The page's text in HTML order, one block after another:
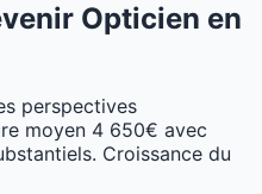
Opticien en
perspectives
moyen 4 650€ avec
Croissance du